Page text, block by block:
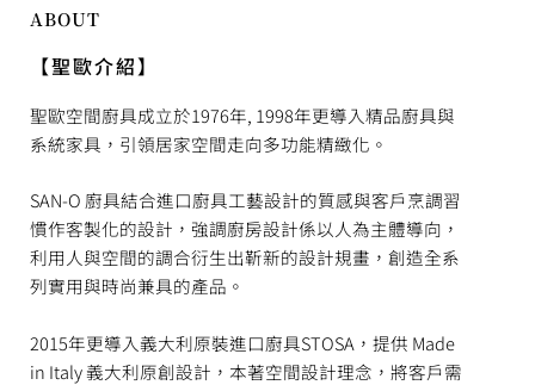
ABOUT
【聖歐介紹】
聖歐空間廚具成立於1976年, 1998年更導入精品廚具與
系統家具，引領居家空間走向多功能精緻化。
SAN-O 廚具結合進口廚具工藝設計的質感與客戶烹調習
慣作客製化的設計，強調廚房設計係以人為主體導向，
利用人與空間的調合衍生出靳新的設計規畫，創造全系
列實用與時尚兼具的產品。
2015年更導入義大利原裝進口廚具STOSA，提供 Made
in Italy 義大利原創設計，本著空間設計理念，將客戶需